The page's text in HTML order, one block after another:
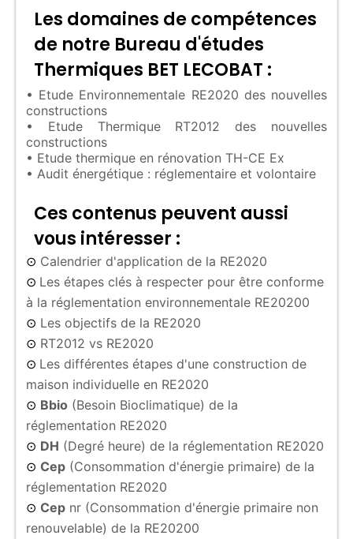
Les domaines de compétences
de notre Bureau d'études
Thermiques BET LECOBAT :
• Etude Environnementale RE2020 des nouvelles
constructions
• Etude Thermique RT2012 des nouvelles
constructions
• Etude thermique en rénovation TH-CE Ex
• Audit énergétique : réglementaire et volontaire
Ces contenus peuvent aussi
vous intéresser :
⊙ Calendrier d'application de la RE2020
⊙ Les étapes clés à respecter pour être conforme
à la réglementation environnementale RE20200
⊙ Les objectifs de la RE2020
⊙ RT2012 vs RE2020
⊙ Les différentes étapes d'une construction de
maison individuelle en RE2020
⊙ Bbio (Besoin Bioclimatique) de la
réglementation RE2020
⊙ DH (Degré heure) de la réglementation RE2020
⊙ Cep (Consommation d'énergie primaire) de la
réglementation RE2020
⊙ Cep nr (Consommation d'énergie primaire non
renouvelable) de la RE20200